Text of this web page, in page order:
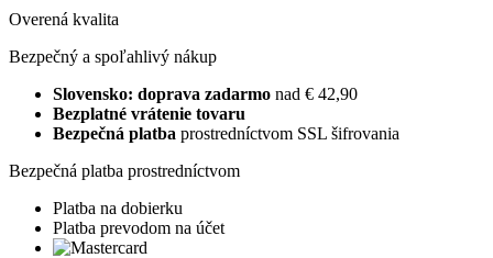
Overená kvalita
Bezpečný a spoľahlivý nákup
Slovensko: doprava zadarmo nad € 42,90
Bezplatné vrátenie tovaru
Bezpečná platba prostredníctvom SSL šifrovania
Bezpečná platba prostredníctvom
Platba na dobierku
Platba prevodom na účet